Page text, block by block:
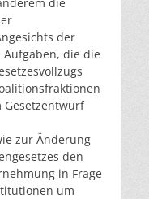
der
die die
Gesetzentwurf
zur Änderung
den
in Frage
um